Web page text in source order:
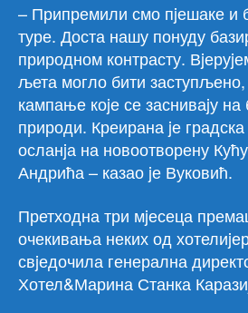
– Припремили смо пjешаке и
туре. Доста нашу понуду
природном контрасту.
љета могло бити
кампање коjе се засниваjу на
природи. Креирана jе
осланjа на новоотворену
Андрића – казао jе Вуковић.
Претходна три мjесеца
очекивања неких од
свjедочила генерална
Хотел&Марина Станка